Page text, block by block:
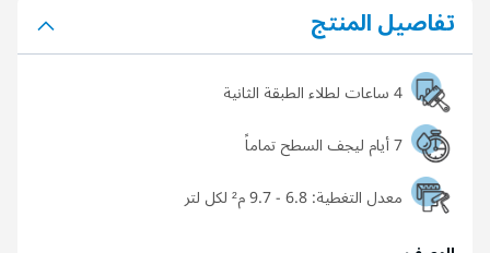
تفاصيل المنتج
4 ساعات لطلاء الطبقة الثانية
7 أيام ليجف السطح تماماً
معدل التغطية: